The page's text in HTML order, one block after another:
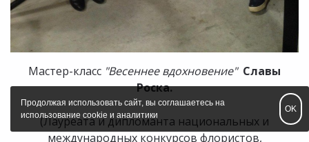
Мастер-класс "Весеннее вдохновение" Славы
Роска.
(Лауреата и дипломанта национальных и
международных конкурсов флористов,
Продолжая использовать сайт, вы соглашаетесь на
использование cookie и аналитики
OK